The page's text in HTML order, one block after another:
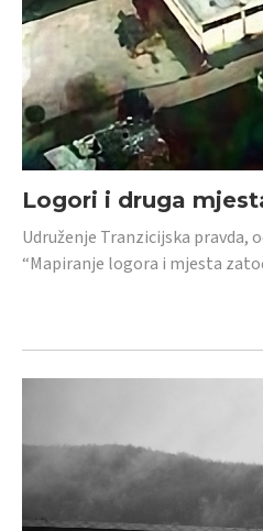
Logori i druga
Udruženje Tranzicijska
“Mapiranje logora i mjesta